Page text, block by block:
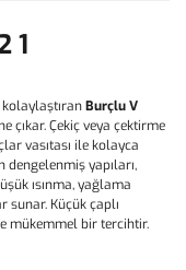
1
kolaylaştıranBurçlu V
çıkar. Çekiç veya çektirme
vasıtası ile kolayca
dengelenmiş yapıları,
ısınma, yağlama
Küçük çaplı
mükemmel bir tercihtir.